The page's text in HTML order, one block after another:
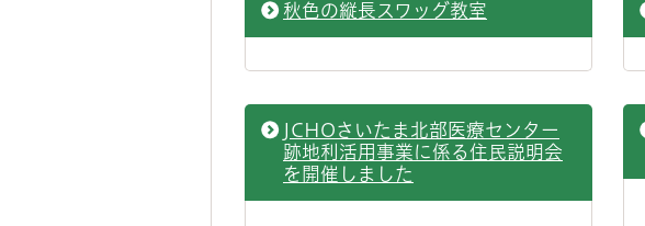
秋色の縦長スワッグ教室
JCHOさいたま北部医療センター
跡地利活用事業に係る住民説明会
を開催しました